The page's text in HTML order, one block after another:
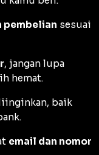
pembelian sesuai
, jangan lupa
hemat.
baik
email dan nomor